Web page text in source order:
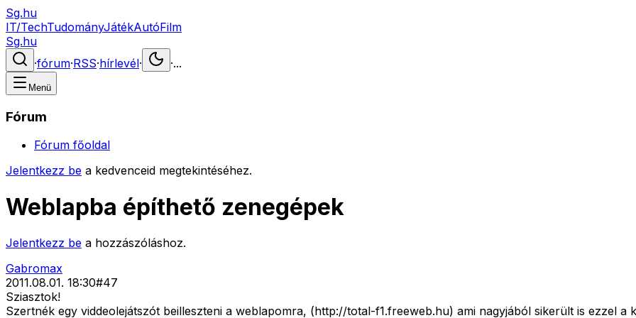
Sg.hu
IT/TechTudományJátékAutóFilm
Sg.hu
·fórum·RSS·hírlevél· ·...
Menü
Fórum
Fórum főoldal
Jelentkezz be a kedvenceid megtekintéséhez.
Weblapba építhető zenegépek
Jelentkezz be a hozzászóláshoz.
Gabromax
2011.08.01. 18:30#47
Sziasztok!
Szertnék egy viddeolejátszót beilleszteni a weblapomra, (http://total-f1.freeweb.hu) ami nagyjából sikerült is ezzel a